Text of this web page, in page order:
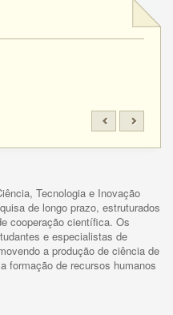
Tecnologia e Inovação
de longo prazo, estruturados
cooperação científica. Os
e especialistas de
a produção de ciência de
formação de recursos humanos